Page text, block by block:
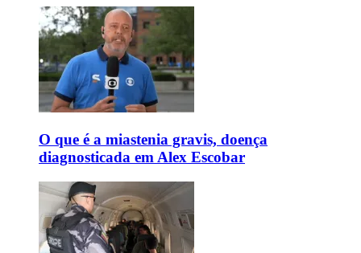
O que é a miastenia gravis, doença
diagnosticada em Alex Escobar